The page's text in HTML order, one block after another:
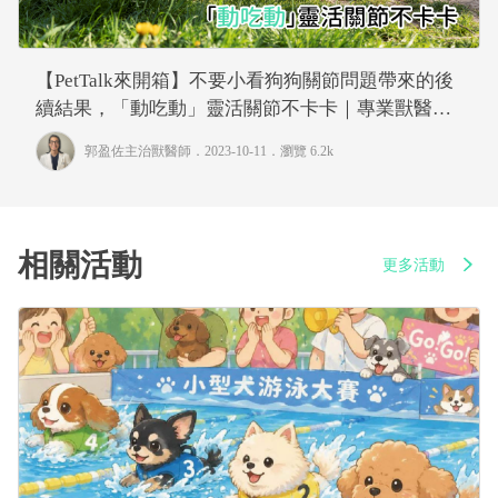
【PetTalk來開箱】不要小看狗狗關節問題帶來的後
續結果，「動吃動」靈活關節不卡卡｜專業獸醫—
郭盈佐
郭盈佐主治獸醫師 ．2023-10-11． 瀏覽 6.2k
相關活動 更多活動